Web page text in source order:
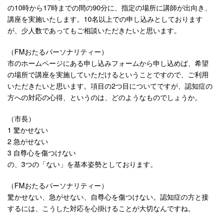
の10時から17時までの間の90分に、指定の場所に講師が出向き、
講座を実施いたします。10名以上での申し込みとしております
が、少人数であってもご相談いただきたいと思います。
（FMおたるパーソナリティー）
市のホームページにある申し込みフォームから申し込めば、希望
の場所で講座を実施していただけるということですので、ご利用
いただきたいと思います。項目の2つ目についてですが、認知症の
方への対応の心得、というのは、どのようなものでしょうか。
（市長）
1 驚かせない
2 急がせない
3 自尊心を傷つけない
の、3つの「ない」を基本姿勢としております。
（FMおたるパーソナリティー）
驚かせない、急がせない、自尊心を傷つけない。認知症の方と接
するには、こうした対応を心掛けることが大切なんですね。